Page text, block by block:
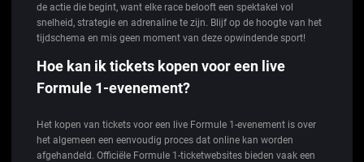
de actie die begint, want elke race belooft een spektakel vol
snelheid, strategie en adrenaline te zijn. Blijf op de hoogte van het
tijdschema en mis geen moment van deze opwindende sport!
Hoe kan ik tickets kopen voor een live
Formule 1-evenement?
Het kopen van tickets voor een live Formule 1-evenement is over
het algemeen een eenvoudig proces dat online kan worden
afgehandeld. Officiële Formule 1-ticketwebsites bieden vaak een